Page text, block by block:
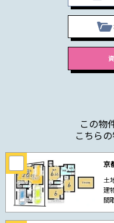
この物
こちら
京
土
建
間